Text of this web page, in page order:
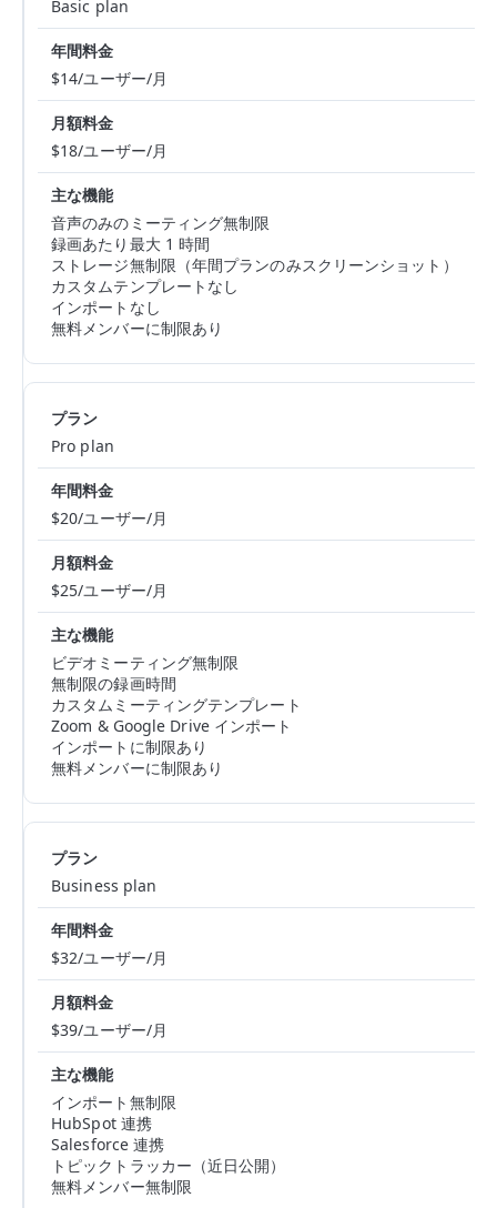
Basic plan
$14/ユーザー/月
$18/ユーザー/月
音声のみのミーティング無制限
録画あたり最大 1 時間
ストレージ無制限（年間プランのみスクリーンショット）
カスタムテンプレートなし
インポートなし
無料メンバーに制限あり
Pro plan
$20/ユーザー/月
$25/ユーザー/月
ビデオミーティング無制限
無制限の録画時間
カスタムミーティングテンプレート
Zoom & Google Drive インポート
インポートに制限あり
無料メンバーに制限あり
Business plan
$32/ユーザー/月
$39/ユーザー/月
インポート無制限
HubSpot 連携
Salesforce 連携
トピックトラッカー（近日公開）
無料メンバー無制限